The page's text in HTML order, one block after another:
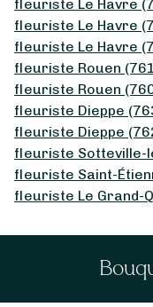
fleuriste Le Havre
fleuriste Le Havre
fleuriste Le Havre
fleuriste Rouen
fleuriste Rouen
fleuriste Dieppe
fleuriste Dieppe
fleuriste Sotteville-
fleuriste Saint-
fleuriste Le Grand-